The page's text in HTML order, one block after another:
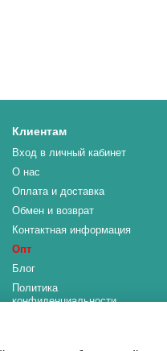
Клиентам
Вход в личный кабинет
О нас
Оплата и доставка
Обмен и возврат
Контактная информация
Опт
Блог
Политика
конфиденциальности